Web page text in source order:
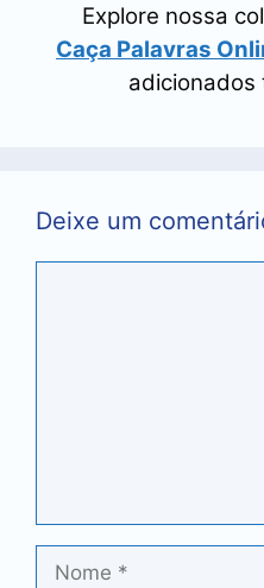
Explore nossa
Caça Palavras
adicionados
Deixe um